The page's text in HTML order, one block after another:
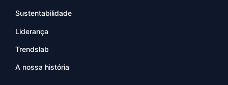
Sustentabilidade
Liderança
Trendslab
A nossa história